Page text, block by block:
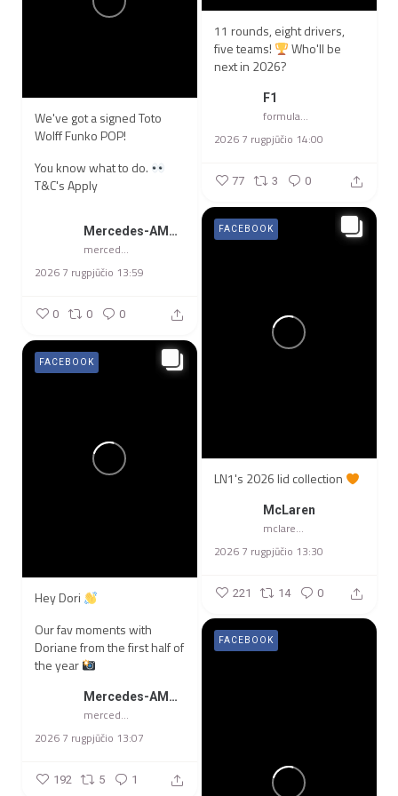
11 rounds, eight drivers,
five teams!
Who'll be
next in 2026?
F1
formula1
2026 7 rugpjūčio 14:00
77 3 0
We've got a signed Toto
Wolff Funko POP!
You know what to do.
T&C's Apply
Mercedes-AMG Petronas F1 Team
mercedesamgf1
2026 7 rugpjūčio 13:59
0 0 0
LN1's 2026 lid collection
McLaren
mclarenracing
2026 7 rugpjūčio 13:30
FACEBOOK
221 14 0
Hey Dori
Our fav moments with
Doriane from the first half of
the year
Mercedes-AMG Petronas F1 Team
mercedesamgf1
2026 7 rugpjūčio 13:07
FACEBOOK
192 5 1
FACEBOOK